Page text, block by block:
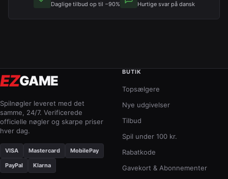
Daglige tilbud op til −90% Hurtige svar på dansk
EZGAME
Spilnøgler leveret med det
samme, 24/7. Verificerede
officielle nøgler og skarpe priser
hver dag.
VISA Mastercard MobilePay
PayPal Klarna
BUTIK
Topsælgere
Nye udgivelser
Tilbud
Spil under 100 kr.
Rabatkode
Gavekort & Abonnementer